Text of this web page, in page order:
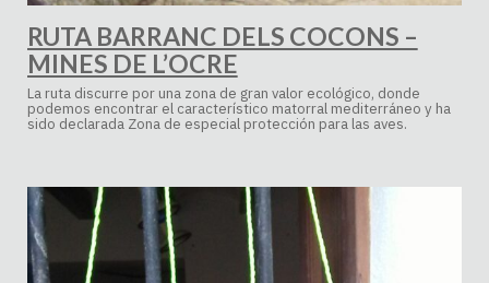
RUTA BARRANC DELS COCONS –
MINES DE L’OCRE
La ruta discurre por una zona de gran valor ecológico, donde
podemos encontrar el característico matorral mediterráneo y ha
sido declarada Zona de especial protección para las aves.